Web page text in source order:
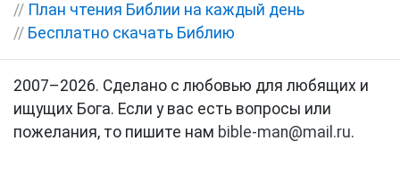
// План чтения Библии на каждый день
// Бесплатно скачать Библию
2007–2026. Сделано с любовью для любящих и
ищущих Бога. Если у вас есть вопросы или
пожелания, то пишите нам bible-man@mail.ru.